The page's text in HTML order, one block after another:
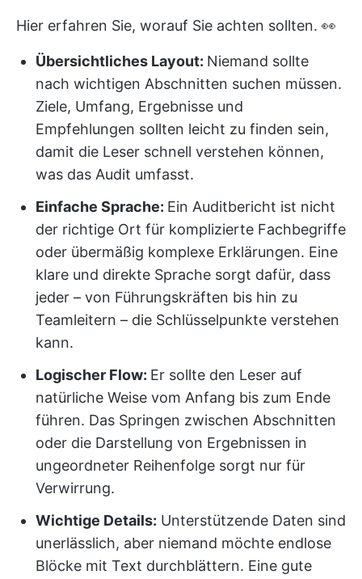
Hier erfahren Sie, worauf Sie achten sollten. 👀
Übersichtliches Layout: Niemand sollte
nach wichtigen Abschnitten suchen müssen.
Ziele, Umfang, Ergebnisse und
Empfehlungen sollten leicht zu finden sein,
damit die Leser schnell verstehen können,
was das Audit umfasst.
Einfache Sprache: Ein Auditbericht ist nicht
der richtige Ort für komplizierte Fachbegriffe
oder übermäßig komplexe Erklärungen. Eine
klare und direkte Sprache sorgt dafür, dass
jeder – von Führungskräften bis hin zu
Teamleitern – die Schlüsselpunkte verstehen
kann.
Logischer Flow: Er sollte den Leser auf
natürliche Weise vom Anfang bis zum Ende
führen. Das Springen zwischen Abschnitten
oder die Darstellung von Ergebnissen in
ungeordneter Reihenfolge sorgt nur für
Verwirrung.
Wichtige Details: Unterstützende Daten sind
unerlässlich, aber niemand möchte endlose
Blöcke mit Text durchblättern. Eine gute